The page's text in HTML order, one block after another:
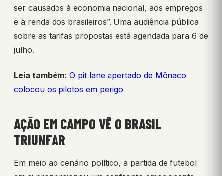
ser causados à economia nacional, aos empregos
e à renda dos brasileiros”. Uma audiência pública
sobre as tarifas propostas está agendada para 6 de
julho.
Leia também: O pit lane apertado de Mônaco
colocou os pilotos em perigo
AÇÃO EM CAMPO VÊ O BRASIL
TRIUNFAR
Em meio ao cenário político, a partida de futebol